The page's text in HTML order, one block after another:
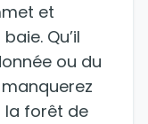
et
Qu’il
ou du
la forêt de